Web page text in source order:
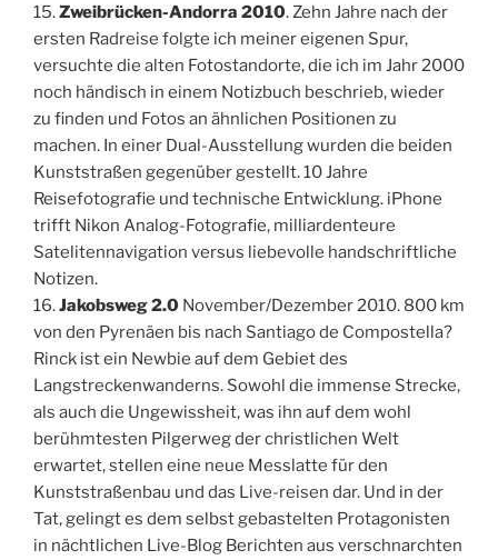
15.Zweibrücken-Andorra 2010. Zehn Jahre nach der
ersten Radreise folgte ich meiner eigenen Spur,
versuchte die alten Fotostandorte, die ich im Jahr 2000
noch händisch in einem Notizbuch beschrieb, wieder
zu finden und Fotos an ähnlichen Positionen zu
machen. In einer Dual-Ausstellung wurden die beiden
Kunststraßen gegenüber gestellt. 10 Jahre
Reisefotografie und technische Entwicklung. iPhone
trifft Nikon Analog-Fotografie, milliardenteure
Satelitennavigation versus liebevolle handschriftliche
Notizen.
16.Jakobsweg 2.0 November/Dezember 2010. 800 km
von den Pyrenäen bis nach Santiago de Compostella?
Rinck ist ein Newbie auf dem Gebiet des
Langstreckenwanderns. Sowohl die immense Strecke,
als auch die Ungewissheit, was ihn auf dem wohl
berühmtesten Pilgerweg der christlichen Welt
erwartet, stellen eine neue Messlatte für den
Kunststraßenbau und das Live-reisen dar. Und in der
Tat, gelingt es dem selbst gebastelten Protagonisten
in nächtlichen Live-Blog Berichten aus verschnarchten